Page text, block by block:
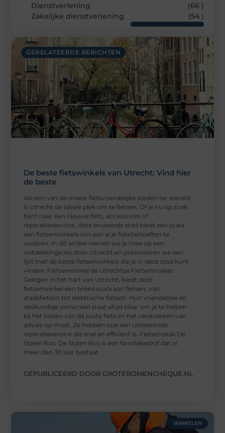
GERELATEERDE BERICHTEN
De beste fietswinkels van Utrecht: Vind hier
de beste
Als een van de meest fietsvriendelijke steden ter wereld,
is Utrecht de ideale plek om te fietsen. Of je nu op zoek
bent naar een nieuwe fiets, accessoires of
reparatieservices, deze bruisende stad biedt een scala
aan fietsenwinkels om aan al je fietsbehoeften te
voldoen. In dit artikel nemen we je mee op een
ontdekkingsreis door Utrecht en presenteren we een
lijst met de beste fietsenwinkels die je in deze stad kunt
vinden. Fietsenwinkel de Utrechtse Fietsenmaker:
Gelegen in het hart van Utrecht, biedt deze
fietsenwinkel een breed scala aan fietsen, van
stadsfietsen tot elektrische fietsen. Hun vriendelijke en
deskundige personeel staat altijd klaar om je te helpen
bij het kiezen van de juiste fiets en het verstrekken van
advies op maat. Ze hebben ook een uitstekende
reparatieservice die snel en efficiënt is. Fietsenzaak De
Stalen Ros: De Stalen Ros is een familiebedrijf dat al
meer dan 30 jaar bestaat
GEPUBLICEERD DOOR GROTEBOMENCHEQUE.NL
Dienstverlening
(66 )
Zakelijke dienstverlening
(54 )
WINKELEN